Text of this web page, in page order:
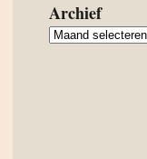
Archief
Archief